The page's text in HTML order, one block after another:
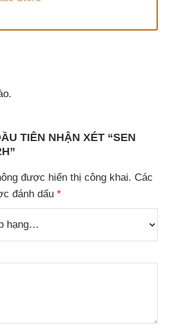
TIÊN NHẬN XÉT “SEN
được hiển thị công khai. Các
đánh dấu *